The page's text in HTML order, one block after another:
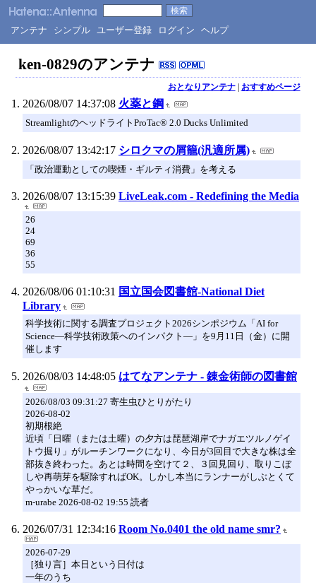
アンテナ シンプル ユーザー登録 ログイン ヘルプ
ken-0829のアンテナ
おとなりアンテナ| おすすめページ
2026/08/07 14:37:08 火薬と鋼
StreamlightのヘッドライトProTac® 2.0 Ducks Unlimited
2026/08/07 13:42:17 シロクマの屑籠(汎適所属)
「政治運動としての喫煙・ギルティ消費」を考える
2026/08/07 13:15:39 LiveLeak.com - Redefining the Media
26
24
69
36
55
2026/08/06 01:10:31 国立国会図書館-National Diet
Library
科学技術に関する調査プロジェクト2026シンポジウム「AI for
Science―科学技術政策へのインパクト―」を9月11日（金）に開
催します
2026/08/03 14:48:05 はてなアンテナ - 錬金術師の図書館
2026/08/03 09:31:27 寄生虫ひとりがたり
2026-08-02
初期根絶
近頃「日曜（または土曜）の夕方は琵琶湖岸でナガエツルノゲイ
トウ掘り」がルーチンワークになり、今日が3回目で大きな株は全
部抜き終わった。あとは時間を空けて２、３回見回り、取りこぼ
しや再萌芽を駆除すればOK。しかし本当にランナーがしぶとくて
やっかいな草だ。
m-urabe 2026-08-02 19:55 読者
2026/07/31 12:34:16 Room No.0401 the old name smr?
2026-07-29
［独り言］本日という日付は
一年のうち